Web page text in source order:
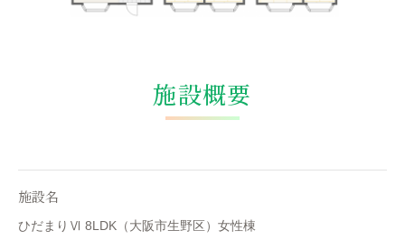
施設概要
施設名
ひだまりⅥ 8LDK（大阪市生野区）女性棟